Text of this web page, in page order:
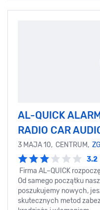
AL-QUICK
RADIO CAR
3 MAJA 10, CENTRUM,
3.2
Firma AL–QUICK
Od samego początku
poszukujemy nowych,
skutecznych metod